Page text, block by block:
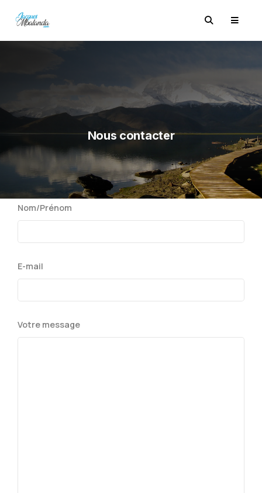
Nous contacter
Nom/Prénom
E-mail
Votre message